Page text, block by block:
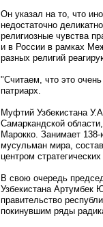
Он указал на то, что
недостаточно
религиозные чувства
и в России в рамках
разных религий
"Считаем, что это
патриарх.
Муфтий Узбекистана
Самаркандской
Марокко. Занимает
мусульман мира,
центром
В свою очередь
Узбекистана Артумбек
правительство
покинувшим ряды